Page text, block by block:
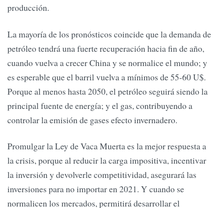
producción.
La mayoría de los pronósticos coincide que la demanda de
petróleo tendrá una fuerte recuperación hacia fin de año,
cuando vuelva a crecer China y se normalice el mundo; y
es esperable que el barril vuelva a mínimos de 55-60 U$.
Porque al menos hasta 2050, el petróleo seguirá siendo la
principal fuente de energía; y el gas, contribuyendo a
controlar la emisión de gases efecto invernadero.
Promulgar la Ley de Vaca Muerta es la mejor respuesta a
la crisis, porque al reducir la carga impositiva, incentivar
la inversión y devolverle competitividad, asegurará las
inversiones para no importar en 2021. Y cuando se
normalicen los mercados, permitirá desarrollar el